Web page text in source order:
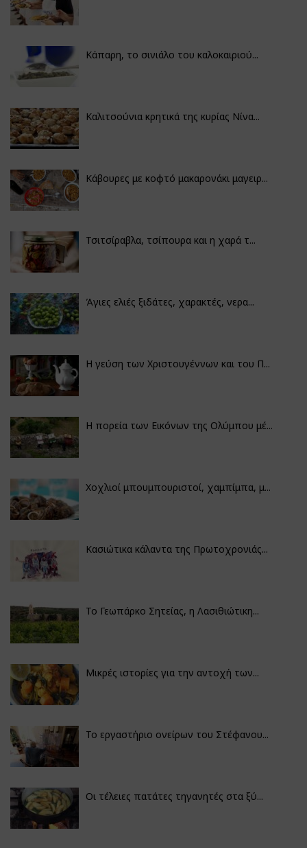
Κάπαρη, το σινιάλο του καλοκαιριού...
Καλιτσούνια κρητικά της κυρίας Νίνα...
Κάβουρες με κοφτό μακαρονάκι μαγειρ...
Τσιτσίραβλα, τσίπουρα και η χαρά τ...
Άγιες ελιές ξιδάτες, χαρακτές, νερα...
Η γεύση των Χριστουγέννων και του Π...
Η πορεία των Εικόνων της Ολύμπου μέ...
Χοχλιοί μπουμπουριστοί, χαμπίμπα, μ...
Κασιώτικα κάλαντα της Πρωτοχρονιάς...
Το Γεωπάρκο Σητείας, η Λασιθιώτικη...
Μικρές ιστορίες για την αντοχή των...
Το εργαστήριο ονείρων του Στέφανου...
Οι τέλειες πατάτες τηγανητές στα ξύ...